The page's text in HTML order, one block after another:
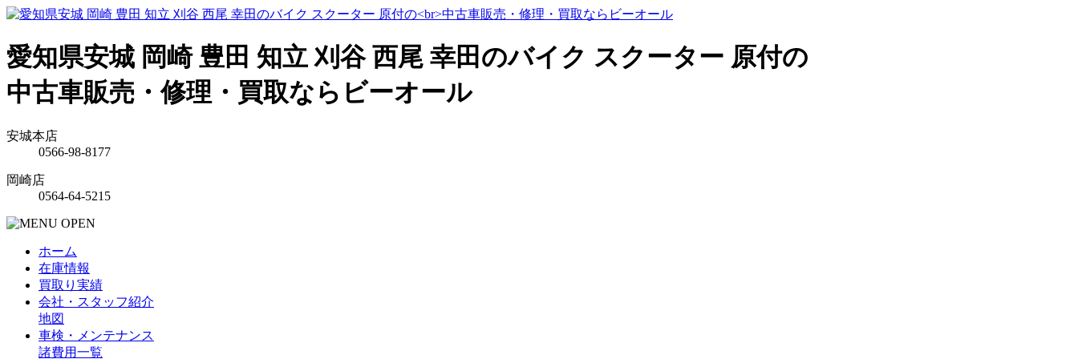
愛知県安城 岡崎 豊田 知立 刈谷 西尾 幸田のバイク スクーター 原付の
中古車販売・修理・買取ならビーオール
安城本店
0566-98-8177
岡崎店
0564-64-5215
ホーム
在庫情報
買取り実績
会社・スタッフ紹介
地図
車検・メンテナンス
諸費用一覧